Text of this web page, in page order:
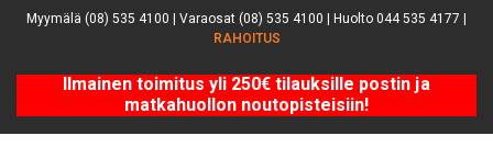
Myymälä (08) 535 4100 | Varaosat (08) 535 4100 | Huolto 044 535 4177 |
RAHOITUS
Ilmainen toimitus yli 250€ tilauksille postin ja
matkahuollon noutopisteisiin!